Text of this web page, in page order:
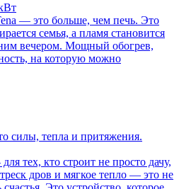
— это больше, чем печь. Это
семья, а пламя становится
вечером. Мощный обогрев,
на которую можно
силы, тепла и притяжения.
тех, кто строит не просто дачу,
дров и мягкое тепло — это не